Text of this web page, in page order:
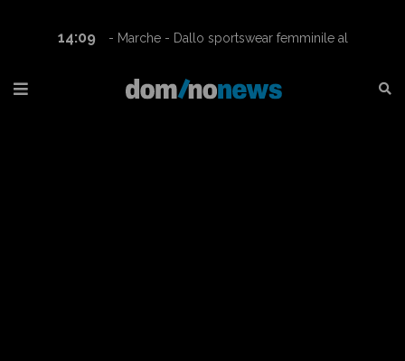
14:09
- Marche - Dallo sportswear femminile al